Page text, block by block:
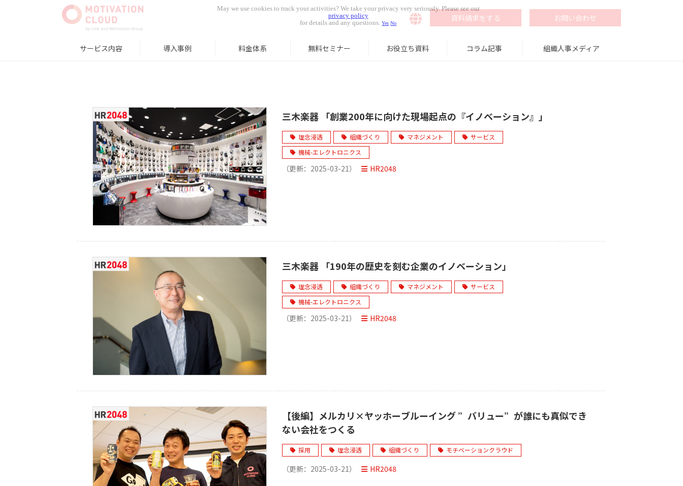
資料請求をする お問い合わせ
サービス内容 導入事例 料金体系 無料セミナー お役立ち資料 コラム記事 組織人事メディア
三木楽器 「創業200年に向けた現場起点の『イノベーション』」
理念浸透 組織づくり マネジメント
サービス
機械-エレクトロニクス
（更新： 2025-03-21） HR2048
三木楽器 「190年の歴史を刻む企業のイノベーション」
理念浸透 組織づくり マネジメント
サービス
機械-エレクトロニクス
（更新： 2025-03-21） HR2048
【後編】メルカリ×ヤッホーブルーイング ”バリュー”が誰にも真似でき
ない会社をつくる
採用 理念浸透 組織づくり モチベーションクラウド
（更新： 2025-03-21） HR2048
May we use cookies to track your activities? We take your privacy very seriously. Please see our
privacy policy
for details and any questions.Yes No